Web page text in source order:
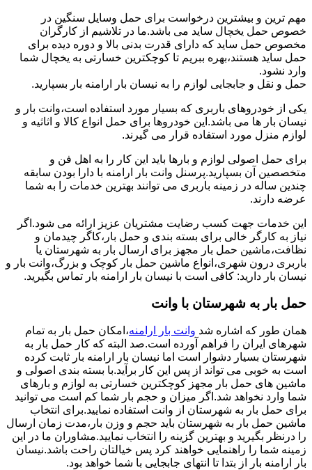
مهم ترین و بیشترین درخواست برای حمل وسایل سنگین در
خصوص حمل یخچال ساید می باشد.ما در تلاشیم از کارگران
مخصوص حمل ساید که دارای قدرت بدنی بالا و دوره دیده برای
حمل ساید هستند،بهره ببریم تا کوچکترین خسارتی به یخچال شما
وارد نشود.
حمل و نقل و جابجایی لوازم را به نیسان بار ارامنه بار بسپارید.
یکی از خودروهای باربری که بسیار مورد استفاده است،وانت بار و
نیسان بار ها می باشد.این خودروها برای حمل انواع کالا و اثاثیه و
لوازم منزل مورد استفاده قرار می گیرند.
برای حمل اصولی لوازم و بارها باید این کار را به اهل فن و
متخصصین آن بسپارید.پرسنل وانت بار ارامنه با دارا بودن سابقه
چندین ساله در زمینه باربری می توانند بهترین خدمات را به شما
عرضه دارند.
این خدمات جهت کسب رضایت مشتریان عزیز ارائه می شود.اگر
نیاز به کارگر خالی برای بسته بندی و حمل بار،کاگر چیدمان و
نظافت،ماشین حمل بار مجهز برای ارسال بار به شهرستان یا
باربری درون شهری،انواع ماشین حمل بار کوچک و بزرگ،وانت بار و
نیسان بار دارید: کافی است با نیسان بار ارامنه بار تماس بگیرید.
حمل بار به شهرستان با وانت
همان طور که اشاره شد وانت بار ارامنه،امکان حمل بار به تمام
شهرهای ایران را فراهم آورده است.صد البته که کار حمل بار به
شهرستان بسیار دشوار است اما نیسان بار ارامنه بار ثابت کرده
است به خوبی می تواند از پس این کار برآید.با بسته بندی اصولی و
ماشین های حمل بار مجهز کوچکترین خسارتی به لوازم و بارهای
شما وارد نخواهد شد.اگر میزان و حجم بار شما کم است می توانید
برای حمل بار به شهرستان از وانت استفاده نمایید.برای انتخاب
ماشین حمل بار به شهرستان باید حجم و وزن بار،مدت زمان ارسال
را درنظر بگیرید و بهترین گزینه را انتخاب نمایید.مشاوران ما در این
زمینه شما را راهنمایی خواهند کرد پس خیالتان راحت باشد.نیسان
بار ارامنه بار از بتدا تا انتهای جابجایی با شما خواهد بود.